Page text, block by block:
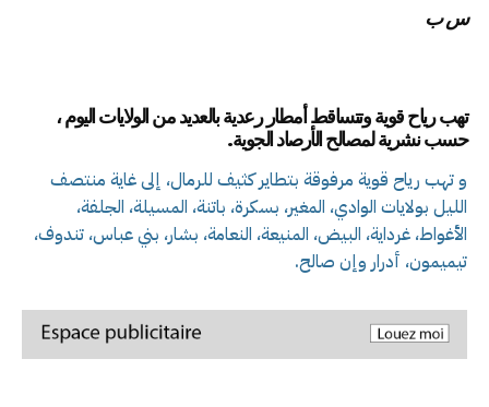
س ب
تهبرياح قوية وتتساقط أمطار رعدية بالعديد من الولايات اليوم ،
حسب نشرية لمصالح الأرصاد الجوية.
و تهب رياح قوية مرفوقة بتطاير كثيف للرمال، إلى غاية منتصف
الليل بولايات الوادي، المغير، بسكرة، باتنة، المسيلة، الجلفة،
الأغواط، غرداية، البيض، المنيعة، النعامة، بشار، بني عباس، تندوف،
تيميمون، أدرار وإن صالح.